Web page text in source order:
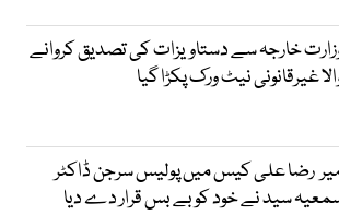
خارجہ سے دستاویزات کی تصدیق کروانے
غیرقانونی نیٹ ورک پکڑا گیا
رضا علی کیس میں پولیس سرجن ڈاکٹر
سید نے خود کو بے بس قرار دے دیا